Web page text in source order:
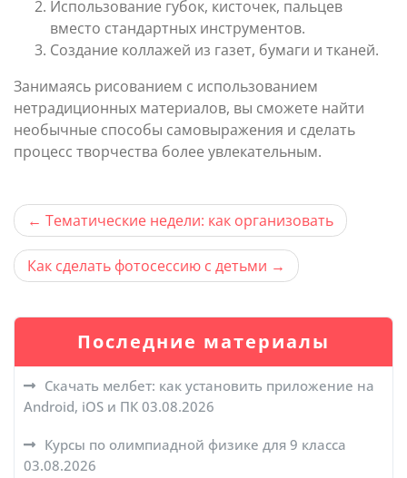
Использование губок, кисточек, пальцев
вместо стандартных инструментов.
Создание коллажей из газет, бумаги и тканей.
Занимаясь рисованием с использованием
нетрадиционных материалов, вы сможете найти
необычные способы самовыражения и сделать
процесс творчества более увлекательным.
Навигация
по
записям
Тематические недели: как организовать
Как сделать фотосессию с детьми
Последние материалы
Скачать мелбет: как установить приложение на
Android, iOS и ПК 03.08.2026
Курсы по олимпиадной физике для 9 класса
03.08.2026